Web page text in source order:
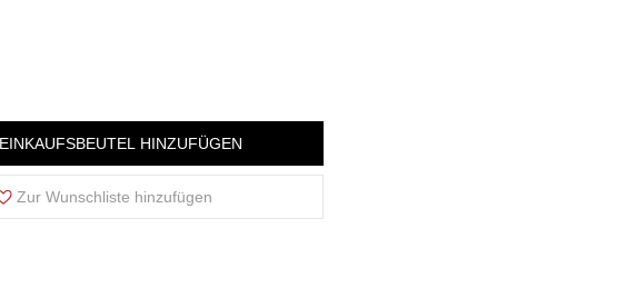
HINZUFÜGEN
Zur Wunschliste hinzufügen